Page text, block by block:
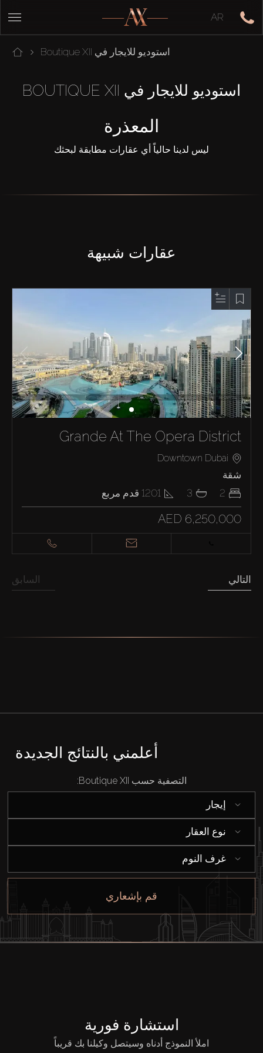
AR
استوديو للايجار في Boutique XII
استوديو للايجار في BOUTIQUE XII
المعذرة
ليس لدينا حالياً أي عقارات مطابقة لبحثك
عقارات شبيهة
Grande At The Opera District
Downtown Dubai
شقة
2
3
1201 قدم مربع
AED 6,250,000
السابق التالي
أعلمني بالنتائج الجديدة
التصفية حسب Boutique XII:
إيجار
نوع العقار
غرف النوم
قم بإشعاري
استشارة فورية
املأ النموذج أدناه وسيتصل وكيلنا بك قريباً